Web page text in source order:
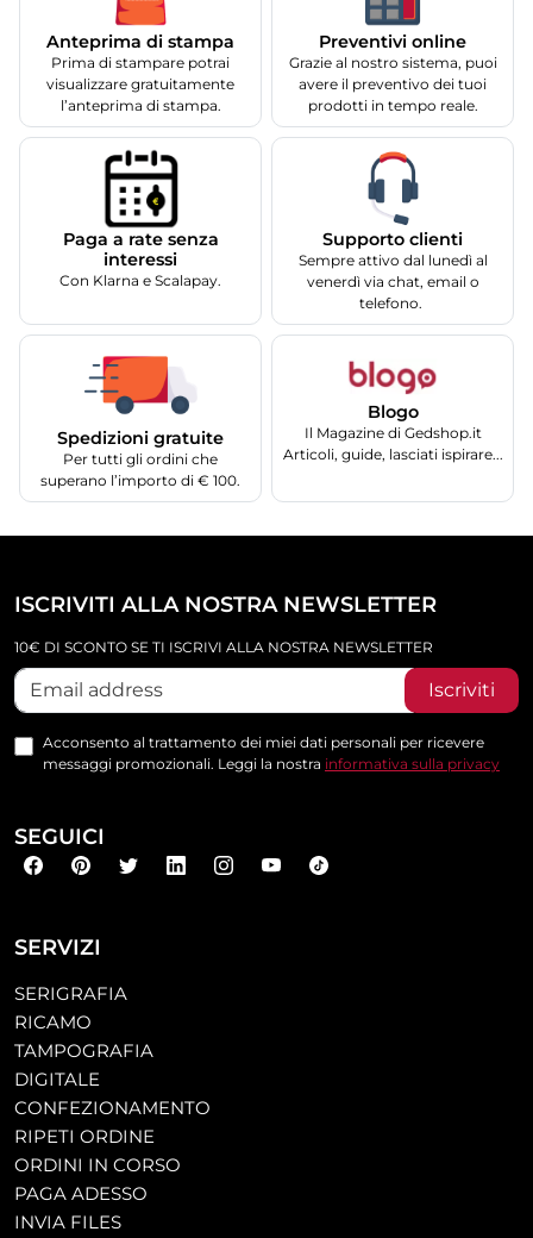
Anteprima di stampa
Prima di stampare potrai
visualizzare gratuitamente
l’anteprima di stampa.
Preventivi online
Grazie al nostro sistema, puoi
avere il preventivo dei tuoi
prodotti in tempo reale.
Paga a rate senza
interessi
Con Klarna e Scalapay.
Supporto clienti
Sempre attivo dal lunedì al
venerdì via chat, email o
telefono.
Spedizioni gratuite
Per tutti gli ordini che
superano l’importo di € 100.
Blogo
Il Magazine di Gedshop.it
Articoli, guide, lasciati ispirare...
SERVIZI
SERIGRAFIA
RICAMO
TAMPOGRAFIA
DIGITALE
CONFEZIONAMENTO
RIPETI ORDINE
ORDINI IN CORSO
PAGA ADESSO
INVIA FILES
ISCRIVITI ALLA NOSTRA NEWSLETTER
10€ DI SCONTO SE TI ISCRIVI ALLA NOSTRA NEWSLETTER
Iscriviti
Acconsento al trattamento dei miei dati personali per ricevere
messaggi promozionali. Leggi la nostra informativa sulla privacy
SEGUICI